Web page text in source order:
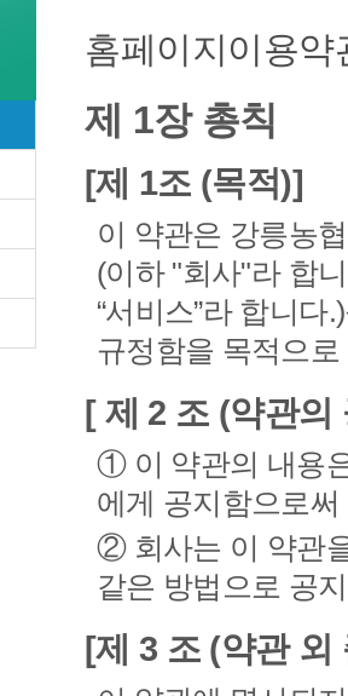
홈페이지이용약
제 1장 총칙
[제 1조 (목적)]
이 약관은 강릉농
(이하 "회사"라 합
“서비스”라 합니
규정함을 목적으로
[ 제 2 조 (약관의
① 이 약관의 내용
에게 공지함으로
② 회사는 이 약관
같은 방법으로 공
[제 3 조 (약관 외